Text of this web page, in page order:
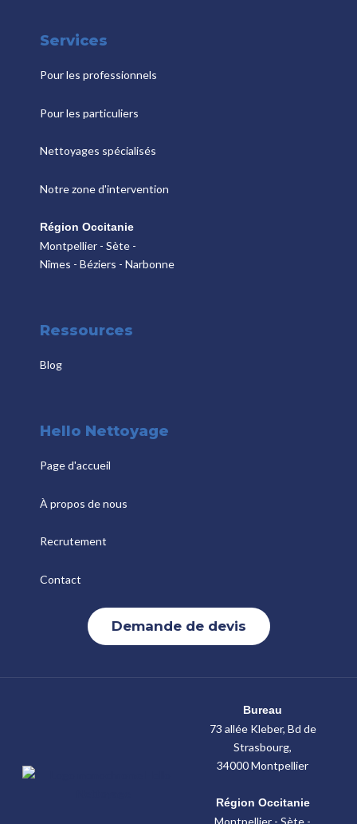
Services
Pour les professionnels
Pour les particuliers
Nettoyages spécialisés
Notre zone d'intervention
Région Occitanie
Montpellier - Sète -
Nîmes - Béziers - Narbonne
Ressources
Blog
Hello Nettoyage
Page d'accueil
À propos de nous
Recrutement
Contact
Demande de devis
Bureau
73 allée Kleber, Bd de
Strasbourg,
34000 Montpellier
Région Occitanie